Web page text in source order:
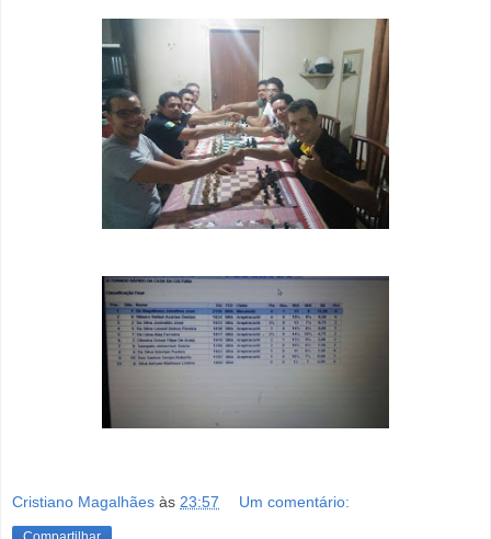
Cristiano Magalhães às 23:57 Um comentário: